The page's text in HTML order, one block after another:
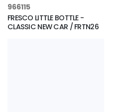
966115
FRESCO LITTLE BOTTLE -
CLASSIC NEW CAR / FRTN26